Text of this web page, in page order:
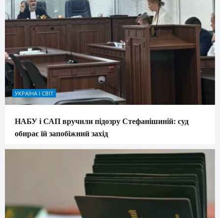
УКРАЇНА І СВІТ
НАБУ і САП вручили підозру Стефанішиній: суд
обирає їй запобіжний захід